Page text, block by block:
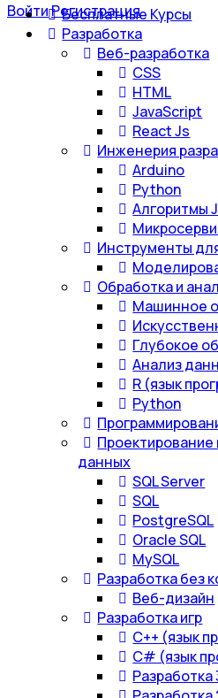
ВойтиРегистрация
Бесплатные Курсы
Разработка
Веб-разработка
CSS
HTML
JavaScript
React Js
Инженерия
Arduino
Python
Алгоритмы
Инструменты
Обработка и
Машинное
Глубокое
Анализ
R (язык
Python
Проектирование
данных
SQL Server
SQL
PostgreSQL
Oracle SQL
MySQL
Разработка без
Веб-дизайн
Разработка игр
С++ (язык
С# (язык
Разработка